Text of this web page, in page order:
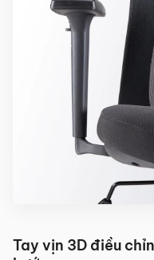
Tay vịn 3D điều